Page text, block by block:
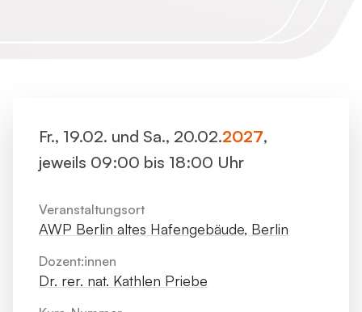
Fr., 19.02. und Sa., 20.02.2027,
jeweils 09:00 bis 18:00 Uhr
Veranstaltungsort
AWP Berlin altes Hafengebäude, Berlin
Dozent:innen
Dr. rer. nat. Kathlen Priebe